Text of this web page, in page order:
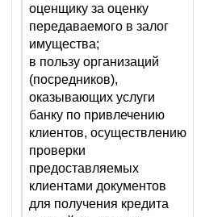
оценщику за оценку
передаваемого в залог
имущества;
в пользу организаций
(посредников),
оказывающих услуги
банку по привлечению
клиентов, осуществлению
проверки
предоставляемых
клиентами документов
для получения кредита